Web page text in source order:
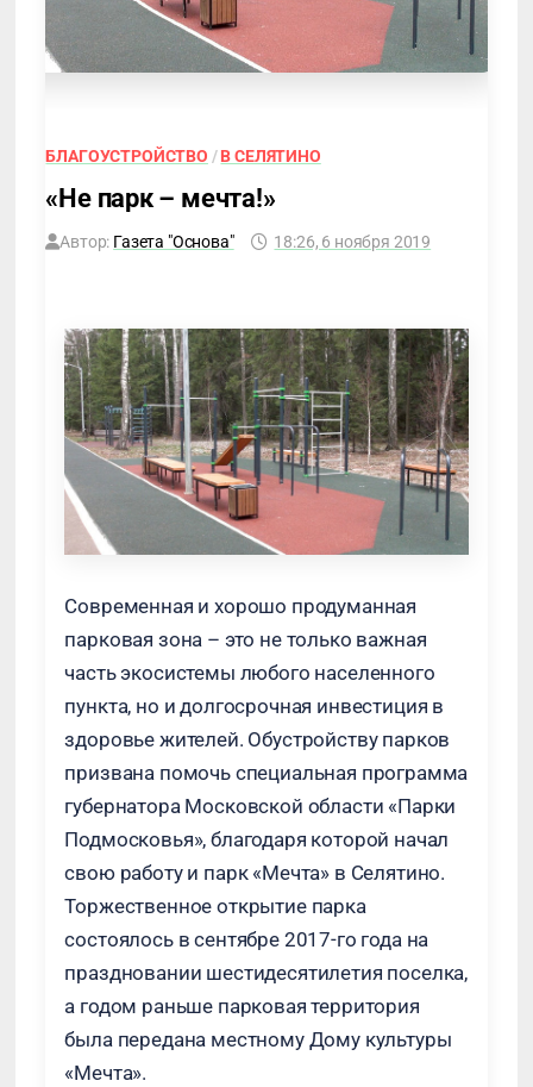
БЛАГОУСТРОЙСТВО /В СЕЛЯТИНО
«Не парк – мечта!»
Автор: Газета "Основа" 18:26, 6 ноября 2019
Современная и хорошо продуманная
парковая зона – это не только важная
часть экосистемы любого населенного
пункта, но и долгосрочная инвестиция в
здоровье жителей. Обустройству парков
призвана помочь специальная программа
губернатора Московской области «Парки
Подмосковья», благодаря которой начал
свою работу и парк «Мечта» в Селятино.
Торжественное открытие парка
состоялось в сентябре 2017-го года на
праздновании шестидесятилетия поселка,
а годом раньше парковая территория
была передана местному Дому культуры
«Мечта».